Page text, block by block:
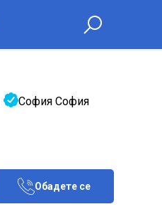
София София
Обадете се